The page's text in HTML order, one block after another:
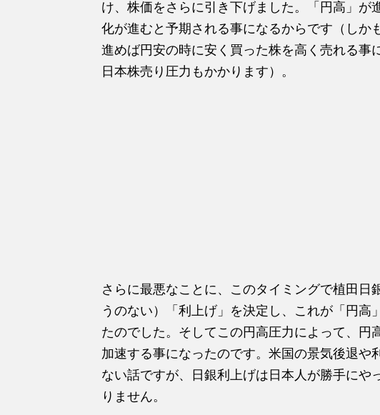
け、株価をさらに引き下げました。「円高」が
化が進むと予期される事になるからです（しか
進めば円安の時に安く買った株を高く売れる事
日本株売り圧力もかかります）。
さらに最悪なことに、このタイミングで植田日
うのない）「利上げ」を決定し、これが「円高
たのでした。そしてこの円高圧力によって、円
加速する事になったのです。米国の景気後退や
ない話ですが、日銀利上げは日本人が勝手にや
りません。